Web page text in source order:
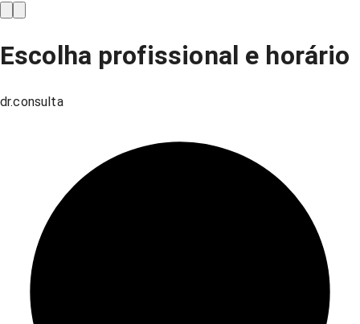
Escolha profissional e horário
dr.consulta